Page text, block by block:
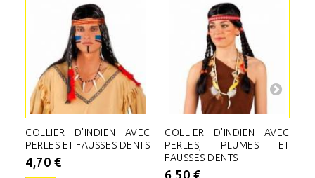
COLLIER D'INDIEN AVEC
PERLES ET FAUSSES DENTS
4,70 €
COLLIER D'INDIEN AVEC
PERLES, PLUMES ET
FAUSSES DENTS
6,50 €